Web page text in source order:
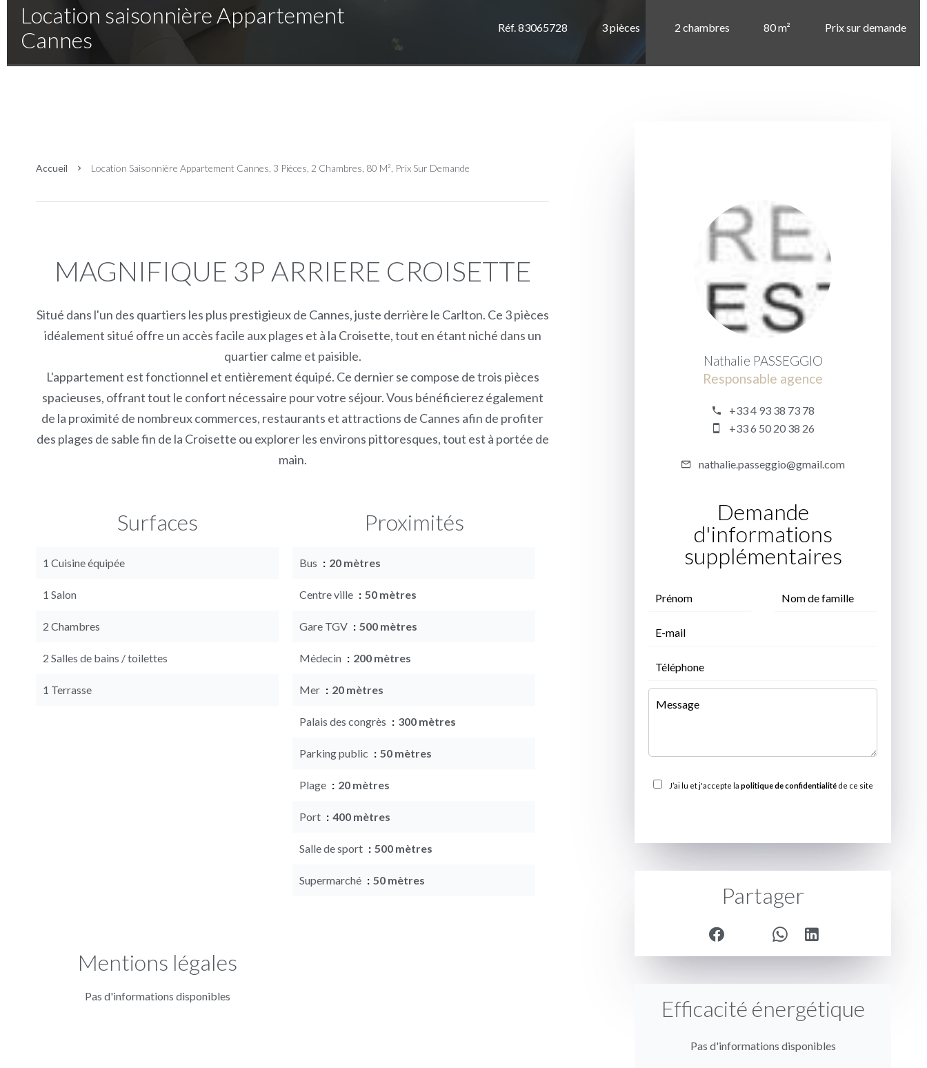
Location saisonnière Appartement
Cannes
Réf. 83065728 3 pièces 2 chambres 80 m² Prix sur demande
Accueil Location Saisonnière Appartement Cannes, 3 Pièces, 2 Chambres, 80 M², Prix Sur Demande
MAGNIFIQUE 3P ARRIERE CROISETTE
Situé dans l'un des quartiers les plus prestigieux de Cannes, juste derrière le Carlton. Ce 3 pièces
idéalement situé offre un accès facile aux plages et à la Croisette, tout en étant niché dans un
quartier calme et paisible.
L'appartement est fonctionnel et entièrement équipé. Ce dernier se compose de trois pièces
spacieuses, offrant tout le confort nécessaire pour votre séjour. Vous bénéficierez également
de la proximité de nombreux commerces, restaurants et attractions de Cannes afin de profiter
des plages de sable fin de la Croisette ou explorer les environs pittoresques, tout est à portée de
main.
Surfaces
1 Cuisine équipée
1 Salon
2 Chambres
2 Salles de bains / toilettes
1 Terrasse
Proximités
Bus 20 mètres
Centre ville 50 mètres
Gare TGV 500 mètres
Médecin 200 mètres
Mer 20 mètres
Palais des congrès 300 mètres
Parking public 50 mètres
Plage 20 mètres
Port 400 mètres
Salle de sport 500 mètres
Supermarché 50 mètres
Mentions légales
Pas d'informations disponibles
Nathalie PASSEGGIO
Responsable agence
+33 4 93 38 73 78
+33 6 50 20 38 26
nathalie.passeggio@gmail.com
Demande
d'informations
supplémentaires
J’ai lu et j'accepte la politique de confidentialitéde ce site
Partager
Efficacité énergétique
Pas d'informations disponibles